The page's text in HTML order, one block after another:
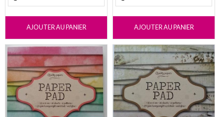
AJOUTER AU PANIER AJOUTER AU PANIER